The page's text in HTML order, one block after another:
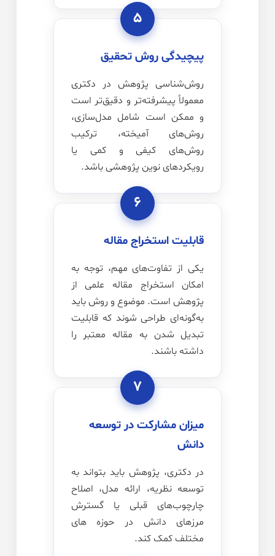
۵
پیچیدگی روش تحقیق
روش‌شناسی پژوهش در دکتری
معمولاً پیشرفته‌تر و دقیق‌تر است
و ممکن است شامل مدل‌سازی،
روش‌های آمیخته، ترکیب
روش‌های کیفی و کمی یا
رویکردهای نوین پژوهشی باشد.
۶
قابلیت استخراج مقاله
یکی از تفاوت‌های مهم، توجه به
امکان استخراج مقاله علمی از
پژوهش است. موضوع و روش باید
به‌گونه‌ای طراحی شوند که قابلیت
تبدیل شدن به مقاله معتبر را
داشته باشند.
۷
میزان مشارکت در توسعه
دانش
در دکتری، پژوهش باید بتواند به
توسعه نظریه، ارائه مدل، اصلاح
چارچوب‌های قبلی یا گسترش
مرزهای دانش در حوزه های
مختلف کمک کند.